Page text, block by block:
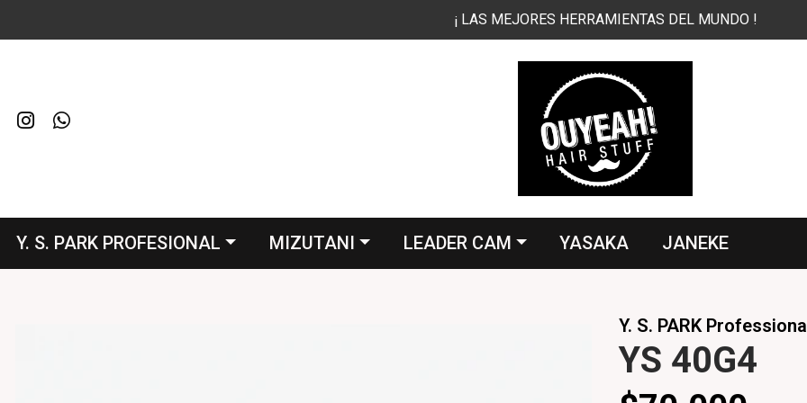
¡ LAS MEJORES HERRAMIENTAS DEL MUNDO !
Y. S. PARK PROFESIONAL MIZUTANI LEADER CAM YASAKA JANEKE
Y. S. PARK
YS 40G4